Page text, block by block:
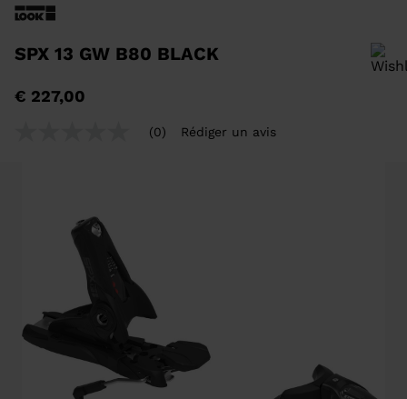
SPX 13 GW B80 BLACK
taille
€ 227,00
(0) Rédiger un avis